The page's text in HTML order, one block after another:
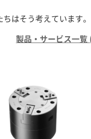
はそう考えています。
製品・サービス一覧